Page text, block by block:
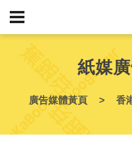
紙媒
廣告媒體黃頁 香